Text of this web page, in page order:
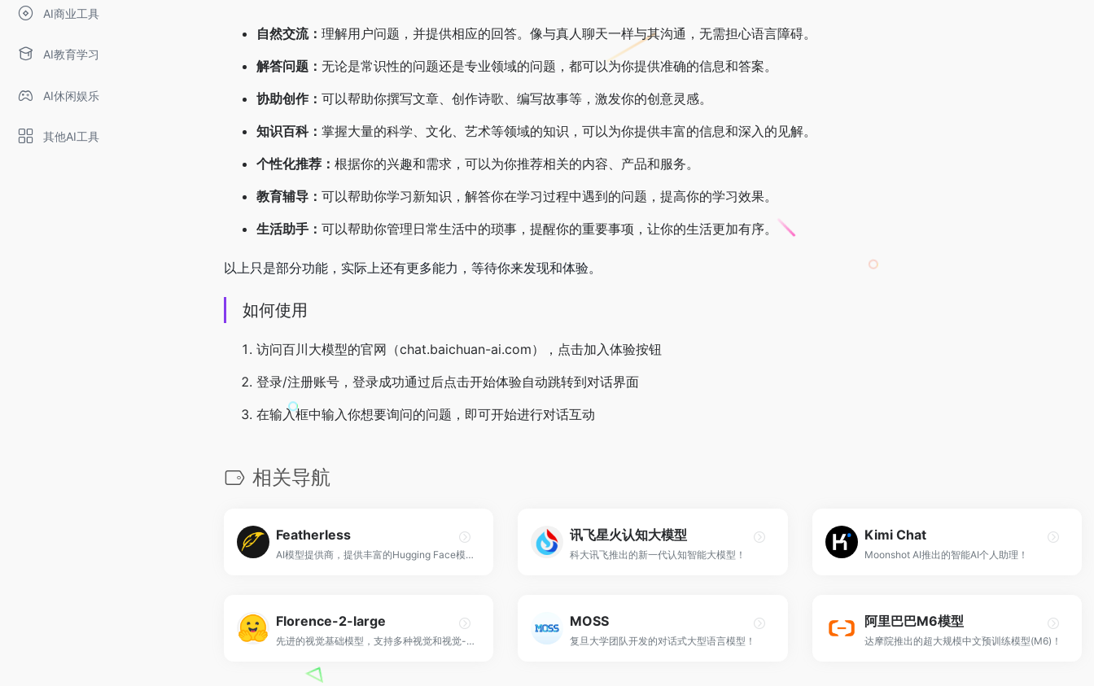
AI商业工具
AI教育学习
AI休闲娱乐
其他AI工具
自然交流： 理解用户问题，并提供相应的回答。像与真人聊天一样与其沟通，无需担心语言障碍。
解答问题： 无论是常识性的问题还是专业领域的问题，都可以为你提供准确的信息和答案。
协助创作： 可以帮助你撰写文章、创作诗歌、编写故事等，激发你的创意灵感。
知识百科： 掌握大量的科学、文化、艺术等领域的知识，可以为你提供丰富的信息和深入的见解。
个性化推荐： 根据你的兴趣和需求，可以为你推荐相关的内容、产品和服务。
教育辅导： 可以帮助你学习新知识，解答你在学习过程中遇到的问题，提高你的学习效果。
生活助手： 可以帮助你管理日常生活中的琐事，提醒你的重要事项，让你的生活更加有序。
以上只是部分功能，实际上还有更多能力，等待你来发现和体验。
如何使用
访问百川大模型的官网（chat.baichuan-ai.com），点击加入体验按钮
登录/注册账号，登录成功通过后点击开始体验自动跳转到对话界面
在输入框中输入你想要询问的问题，即可开始进行对话互动
相关导航
Featherless
AI模型提供商，提供丰富的Hugging Face模型库。
讯飞星火认知大模型
科大讯飞推出的新一代认知智能大模型！
Kimi Chat
Moonshot AI推出的智能AI个人助理！
Florence-2-large
先进的视觉基础模型，支持多种视觉和视觉-语言任务！
MOSS
复旦大学团队开发的对话式大型语言模型！
阿里巴巴M6模型
达摩院推出的超大规模中文预训练模型(M6)！